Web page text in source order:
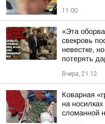
11:00
«Эта
свекровь
невестке,
потерять
Вчера, 21:12
Коварная
на
сломанной